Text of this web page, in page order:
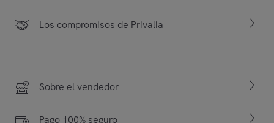
Los compromisos de Privalia
Sobre el vendedor
Pago 100% seguro